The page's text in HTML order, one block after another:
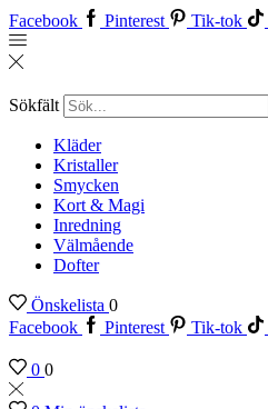
Facebook Pinterest Tik-tok
Sökfält
Kläder
Kristaller
Smycken
Kort & Magi
Inredning
Välmående
Dofter
Önskelista 0
Facebook
Pinterest Tik-tok
0 0